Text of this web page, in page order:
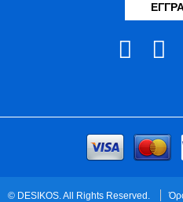
© DESIKOS. All Rights Reserved.